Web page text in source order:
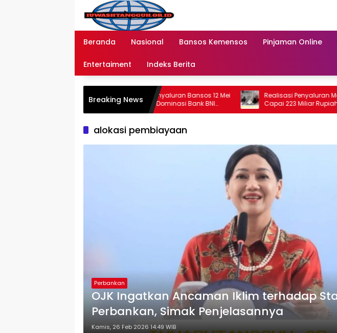
Beranda Nasional Bansos Kemensos Pinjaman Online
Entertaiment Indeks Berita
Breaking News
Update Terbaru Penyaluran Bansos 12 Mei
2026 Fokus pada Dominasi Bank BNI
serta Struk BRI
Realisasi Penyaluran Modal
Capai 223 Miliar Rupiah
2026 Ini
alokasi pembiayaan
Perbankan
OJK Ingatkan Ancaman Iklim terhadap
Perbankan, Simak Penjelasannya
Kamis, 26 Feb 2026 14:49 WIB